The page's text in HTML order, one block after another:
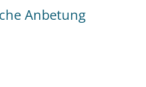
Anbetung